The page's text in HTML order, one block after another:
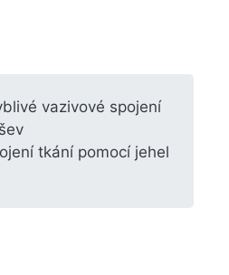
vazivové spojení
tkání pomocí jehel